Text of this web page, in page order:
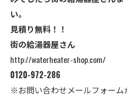
い。
見積り無料！！
街の給湯器屋さん
http://waterheater-shop.com/
0120-972-286
※お問い合わせメールフォーム